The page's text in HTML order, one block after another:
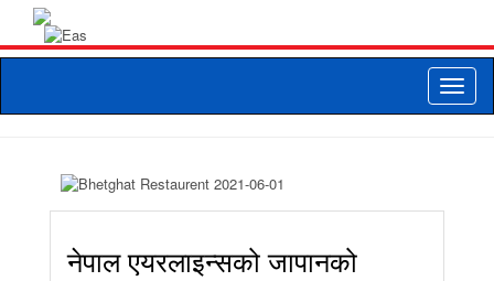
Toggle
नेपाल एयरलाइन्सको जापानको